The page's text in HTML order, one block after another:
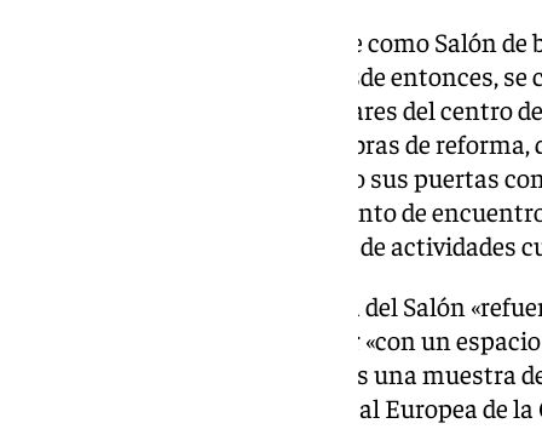
El edificio, ideado originalmente como Salón
en biblioteca en el año 1933. Desde entonces,
espacios culturales más singulares del centro
permanecía cerrado por unas obras de
Biblioteca del Salón ha reabierto sus puertas
Escribano para ser un nuevo punto de
quieran disfrutar de la lectura o de actividades
La recuperación de la Biblioteca del Salón
con la cultura» y permite contar «con un
granadinos junto al Genil, que es una muestra
candidatura de Granada a Capital Europea de